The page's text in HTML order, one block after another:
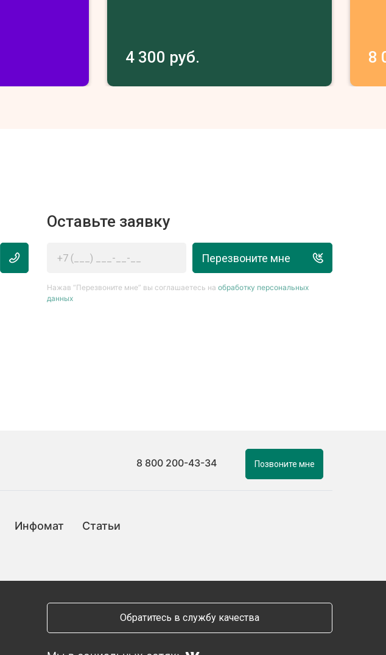
4 300 руб. 8
Оставьте заявку
Перезвоните мне
Нажав “Перезвоните мне” вы соглашаетесь на обработку персональных
данных
8 800 200-43-34 Позвоните мне
Инфомат Статьи
Обратитесь в службу качества